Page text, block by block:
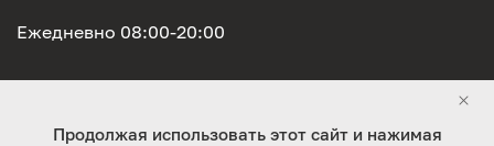
Ежедневно 08:00-20:00
Продолжая использовать этот сайт и нажимая